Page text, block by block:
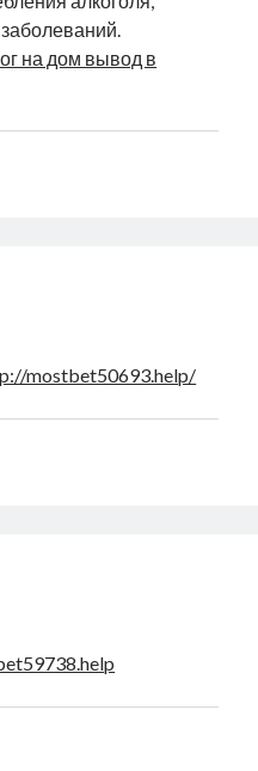
на дом вывод в
mostbet50693.help/